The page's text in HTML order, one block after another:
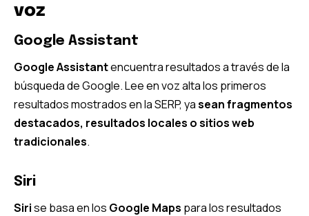
voz
Google Assistant
Google Assistantencuentra resultados a través de la
búsqueda de Google. Lee en voz alta los primeros
resultados mostrados en la SERP, yasean fragmentos
destacados, resultados locales o sitios web
tradicionales.
Siri
Sirise basa en los Google Maps para los resultados